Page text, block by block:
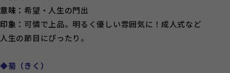
意味： 希望・人生の門出
印象： 可憐で上品。明るく優しい雰囲気に！成人式など
人生の節目にぴったり。
◆菊（きく）